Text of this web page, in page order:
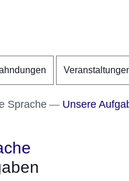
der Seite
der Seite
Sprache Unsere